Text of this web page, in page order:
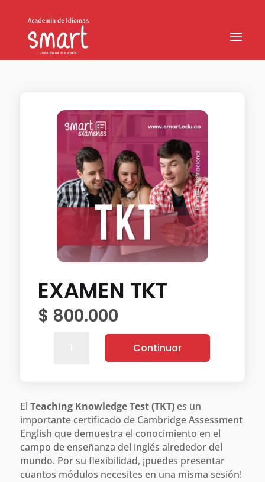
EXAMEN TKT
$ 800.000
Continuar
El Teaching Knowledge Test (TKT)es un
importante certificado de Cambridge Assessment
English que demuestra el conocimiento en el
campo de enseñanza del inglés alrededor del
mundo. Por su flexibilidad, ¡puedes presentar
cuantos módulos necesites en una misma sesión!